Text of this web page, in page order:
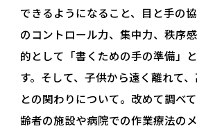
できるようになること、目と手の
のコントロール力、集中力、秩序
的として「書くための手の準備」
す。そして、子供から遠く離れて
との関わりについて。改めて調べ
齢者の施設や病院での作業療法の